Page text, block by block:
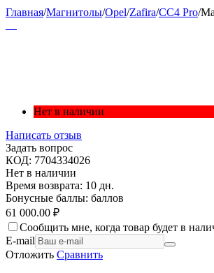
Главная/Магнитолы/Opel/Zafira/CC4 Pro/
Нет в наличии
Написать отзыв
Задать вопрос
КОД: 7704334026
Нет в наличии
Время возврата: 10 дн.
Бонусные баллы: баллов
61 000.00 ₽
Сообщить мне, когда товар будет в
E-mail
Отложить Сравнить